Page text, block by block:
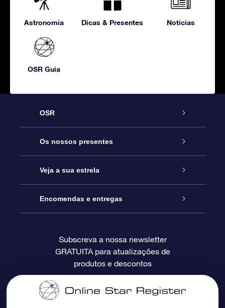
Astronomia Dicas & Presentes Notícias
OSR Guia
OSR
Serviço
Contactos
O Blog
Avaliações
Os nossos presentes
Prenda Star Online
Pacote Prenda OSR
O Cartão Presente OSR
Presentes corporativos
Veja a sua estrela
Registo de Estrela
Página de Estrela personalizada
Um Milhão de Estrelas
Encomendas e entregas
Informação de pagamento
Informação de envio
Subscreva a nossa newsletter
GRATUITA para atualizações de
produtos e descontos